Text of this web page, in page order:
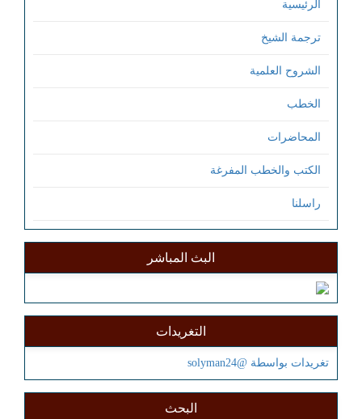
الرئيسية
ترجمة الشيخ
الشروح العلمية
الخطب
المحاضرات
الكتب والخطب المفرغة
راسلنا
البث المباشر
التغريدات
تغريدات بواسطة @solyman24
البحث